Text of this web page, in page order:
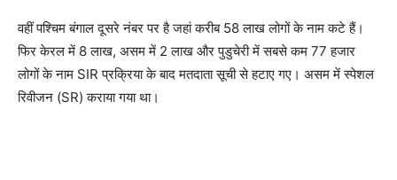
वहीं पश्चिम बंगाल दूसरे नंबर पर है जहां करीब 58 लाख लोगों के नाम कटे हैं।
फिर केरल में 8 लाख, असम में 2 लाख और पुडुचेरी में सबसे कम 77 हजार
लोगों के नाम SIR प्रक्रिया के बाद मतदाता सूची से हटाए गए। असम में स्पेशल
रिवीजन (SR) कराया गया था।